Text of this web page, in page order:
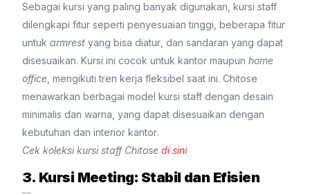
Sebagai kursi yang paling banyak digunakan, kursi staff
dilengkapi fitur seperti penyesuaian tinggi, beberapa fitur
untukarmrest yang bisa diatur, dan sandaran yang dapat
disesuaikan. Kursi ini cocok untuk kantor maupunhome
office , mengikuti tren kerja fleksibel saat ini. Chitose
menawarkan berbagai model kursi staff dengan desain
minimalis dan warna, yang dapat disesuaikan dengan
kebutuhan dan interior kantor.
Cek koleksi kursi staff Chitosedi sini
3. Kursi Meeting: Stabil dan Efisien